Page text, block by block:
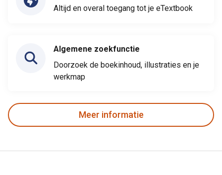
Altijd en overal toegang tot je eTextbook
Algemene zoekfunctie
Doorzoek de boekinhoud, illustraties en je
werkmap
Meer informatie